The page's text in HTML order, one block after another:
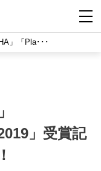
」「Pla･･･
」受賞記